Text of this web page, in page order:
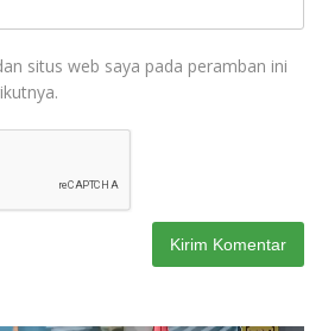
situs web saya pada peramban ini